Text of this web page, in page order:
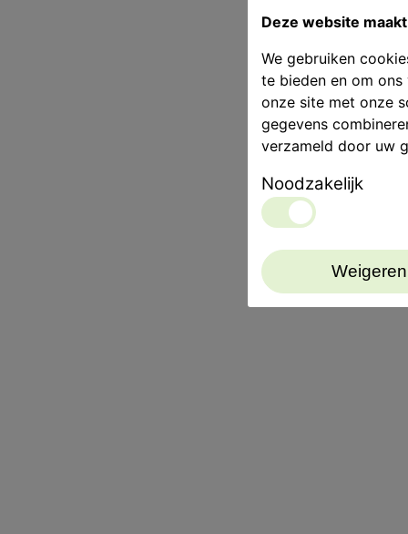
Deze website
We gebruiken
te bieden en om
onze site met onze
gegevens
verzameld door uw
Noodzakelijk
Weigeren